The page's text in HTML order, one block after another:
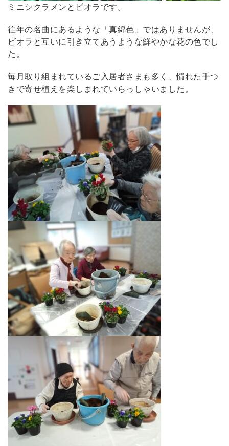
ミニシクラメンとビオラです。
往年の名曲にあるような「真綿色」ではありませんが、
ビオラと互いに引き立てあうような鮮やかな花の色でし
た。
毎月取り組まれているご入居者さまも多く、慣れた手つ
きで寄せ植えを楽しまれていらっしゃいました。